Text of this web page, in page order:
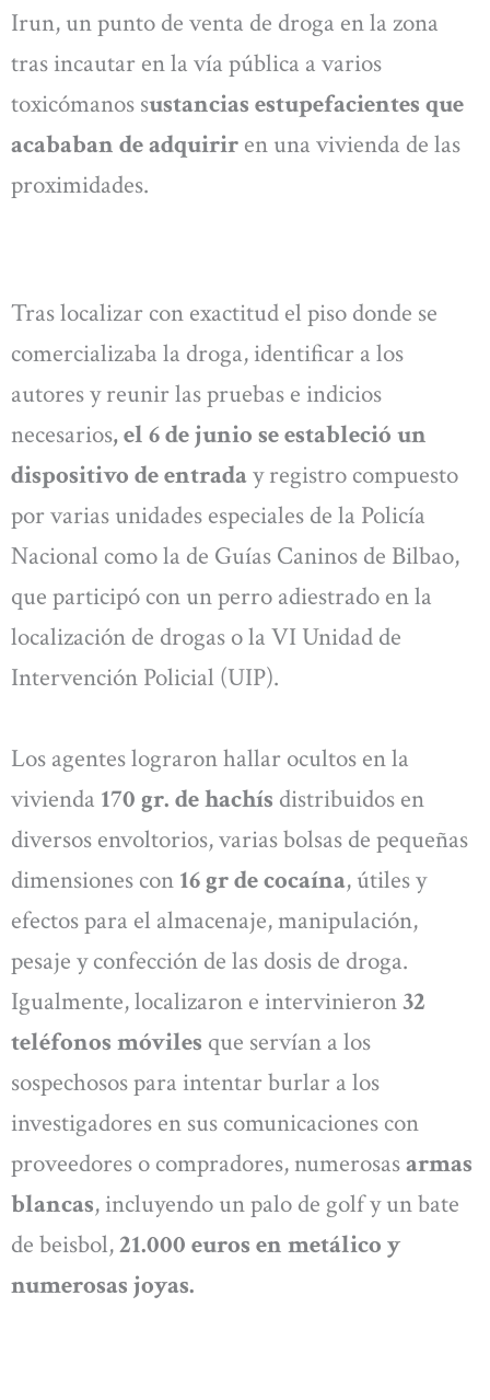
Irun, un punto de venta de droga en la zona
tras incautar en la vía pública a varios
toxicómanos sustancias estupefacientes que
acababan de adquirir en una vivienda de las
proximidades.
Tras localizar con exactitud el piso donde se
comercializaba la droga, identificar a los
autores y reunir las pruebas e indicios
necesarios, el 6 de junio se estableció un
dispositivo de entraday registro compuesto
por varias unidades especiales de la Policía
Nacional como la de Guías Caninos de Bilbao,
que participó con un perro adiestrado en la
localización de drogas o la VI Unidad de
Intervención Policial (UIP).
Los agentes lograron hallar ocultos en la
vivienda 170 gr. de hachís distribuidos en
diversos envoltorios, varias bolsas de pequeñas
dimensiones con 16 gr de cocaína, útiles y
efectos para el almacenaje, manipulación,
pesaje y confección de las dosis de droga.
Igualmente, localizaron e intervinieron32
teléfonos móviles que servían a los
sospechosos para intentar burlar a los
investigadores en sus comunicaciones con
proveedores o compradores, numerosasarmas
blancas, incluyendo un palo de golf y un bate
de beisbol,21.000 euros en metálico y
numerosas joyas.